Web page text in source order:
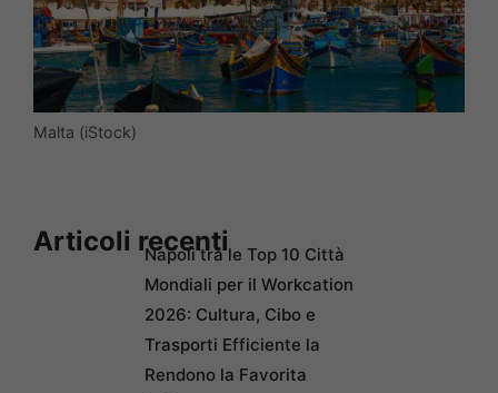
Malta (iStock)
Articoli recentiNapoli tra le Top 10 Città
Mondiali per il Workcation
2026: Cultura, Cibo e
Trasporti Efficiente la
Rendono la Favorita